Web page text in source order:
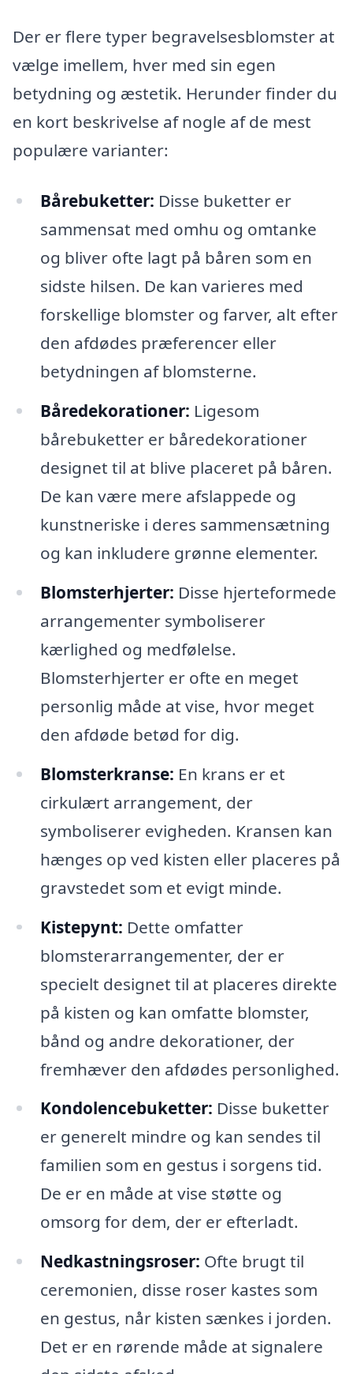
Der er flere typer begravelsesblomster at
vælge imellem, hver med sin egen
betydning og æstetik. Herunder finder du
en kort beskrivelse af nogle af de mest
populære varianter:
Bårebuketter: Disse buketter er
sammensat med omhu og omtanke
og bliver ofte lagt på båren som en
sidste hilsen. De kan varieres med
forskellige blomster og farver, alt efter
den afdødes præferencer eller
betydningen af blomsterne.
Båredekorationer: Ligesom
bårebuketter er båredekorationer
designet til at blive placeret på båren.
De kan være mere afslappede og
kunstneriske i deres sammensætning
og kan inkludere grønne elementer.
Blomsterhjerter: Disse hjerteformede
arrangementer symboliserer
kærlighed og medfølelse.
Blomsterhjerter er ofte en meget
personlig måde at vise, hvor meget
den afdøde betød for dig.
Blomsterkranse: En krans er et
cirkulært arrangement, der
symboliserer evigheden. Kransen kan
hænges op ved kisten eller placeres på
gravstedet som et evigt minde.
Kistepynt: Dette omfatter
blomsterarrangementer, der er
specielt designet til at placeres direkte
på kisten og kan omfatte blomster,
bånd og andre dekorationer, der
fremhæver den afdødes personlighed.
Kondolencebuketter: Disse buketter
er generelt mindre og kan sendes til
familien som en gestus i sorgens tid.
De er en måde at vise støtte og
omsorg for dem, der er efterladt.
Nedkastningsroser: Ofte brugt til
ceremonien, disse roser kastes som
en gestus, når kisten sænkes i jorden.
Det er en rørende måde at signalere